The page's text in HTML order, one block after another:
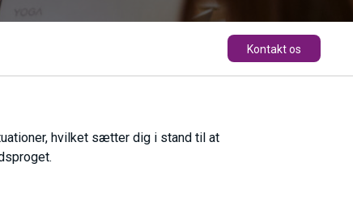
Kontakt os
hvilket sætter dig i stand til at